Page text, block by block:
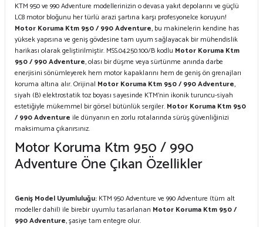
KTM 950 ve 990 Adventure modellerinizin o devasa yakıt depolarını ve güçlü
LC8 motor bloğunu her türlü arazi şartına karşı profesyonelce koruyun!
Motor Koruma Ktm 950 / 990 Adventure, bu makinelerin kendine has
yüksek yapısına ve geniş gövdesine tam uyum sağlayacak bir mühendislik
harikası olarak geliştirilmiştir. MSS.04.250.100/B kodlu Motor Koruma Ktm
950 / 990 Adventure, olası bir düşme veya sürtünme anında darbe
enerjisini sönümleyerek hem motor kapaklarını hem de geniş ön grenajları
koruma altına alır. Orijinal Motor Koruma Ktm 950 / 990 Adventure,
siyah (B) elektrostatik toz boyası sayesinde KTM'nin ikonik turuncu-siyah
estetiğiyle mükemmel bir görsel bütünlük sergiler. Motor Koruma Ktm 950
/ 990 Adventure ile dünyanın en zorlu rotalarında sürüş güvenliğinizi
maksimuma çıkarırsınız.
Motor Koruma Ktm 950 / 990
Adventure Öne Çıkan Özellikler
Geniş Model Uyumluluğu: KTM 950 Adventure ve 990 Adventure (tüm alt
modeller dahil) ile birebir uyumlu tasarlanan Motor Koruma Ktm 950 /
990 Adventure, şasiye tam entegre olur.